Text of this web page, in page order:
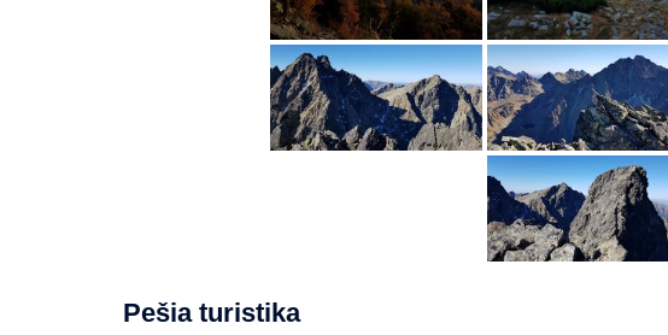
Pešia turistika